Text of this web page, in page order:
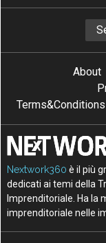
About
Nextwork360 è il più
dedicati ai temi della
Imprenditoriale. Ha la
imprenditoriale nelle